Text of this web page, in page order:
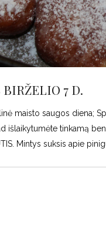
BIRŽELIO 7 D.
maisto saugos diena;
išlaikytumėte tinkamą
Mintys suksis apie